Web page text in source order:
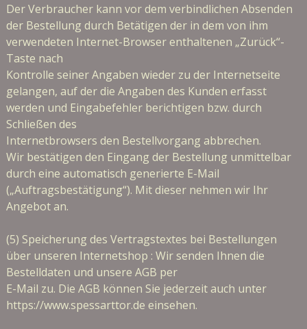
Der Verbraucher kann vor dem verbindlichen Absenden
der Bestellung durch Betätigen der in dem von ihm
verwendeten Internet-Browser enthaltenen „Zurück“-
Taste nach
Kontrolle seiner Angaben wieder zu der Internetseite
gelangen, auf der die Angaben des Kunden erfasst
werden und Eingabefehler berichtigen bzw. durch
Schließen des
Internetbrowsers den Bestellvorgang abbrechen.
Wir bestätigen den Eingang der Bestellung unmittelbar
durch eine automatisch generierte E-Mail
(„Auftragsbestätigung“). Mit dieser nehmen wir Ihr
Angebot an.
(5) Speicherung des Vertragstextes bei Bestellungen
über unseren Internetshop : Wir senden Ihnen die
Bestelldaten und unsere AGB per
E-Mail zu. Die AGB können Sie jederzeit auch unter
https://www.spessarttor.de einsehen.